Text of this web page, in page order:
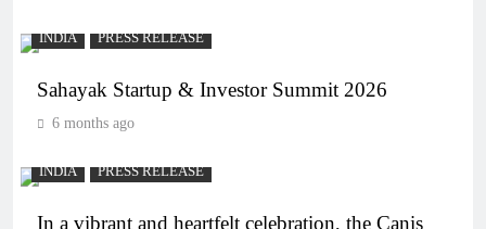
INDIA PRESS RELEASE
Sahayak Startup & Investor Summit 2026
6 months ago
INDIA PRESS RELEASE
In a vibrant and heartfelt celebration, the Canis